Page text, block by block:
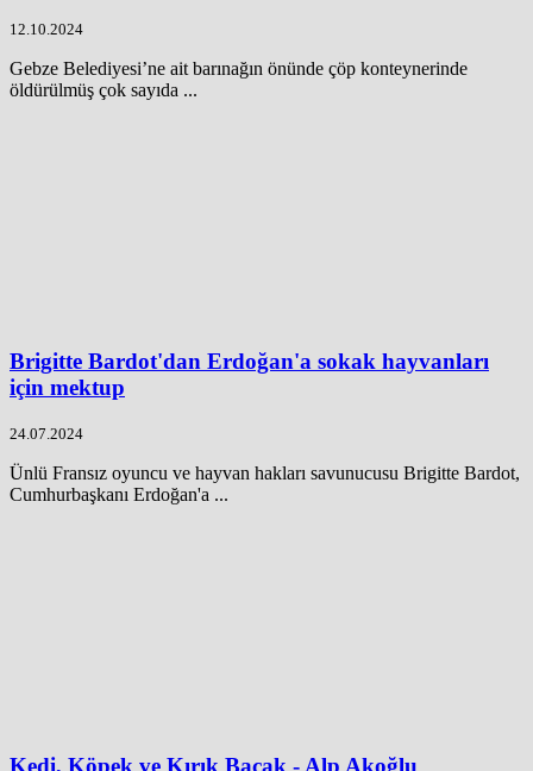
12.10.2024
Gebze Belediyesi’ne ait barınağın önünde çöp konteynerinde
öldürülmüş çok sayıda ...
Brigitte Bardot'dan Erdoğan'a sokak hayvanları
için mektup
24.07.2024
Ünlü Fransız oyuncu ve hayvan hakları savunucusu Brigitte Bardot,
Cumhurbaşkanı Erdoğan'a ...
Kedi, Köpek ve Kırık Bacak - Alp Akoğlu